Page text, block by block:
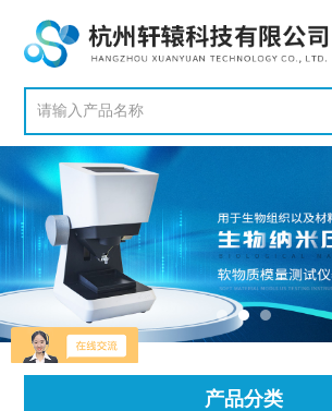
产品分类